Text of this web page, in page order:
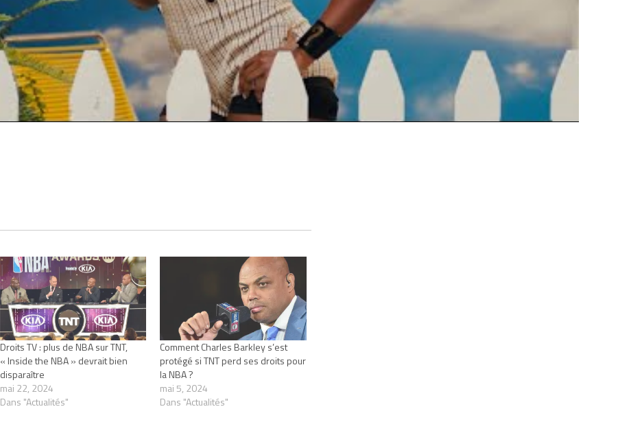
Droits TV : plus de NBA sur TNT,
« Inside the NBA » devrait bien
disparaître
mai 22, 2024
Dans "Actualités"
Comment Charles Barkley s’est
protégé si TNT perd ses droits pour
la NBA ?
mai 5, 2024
Dans "Actualités"